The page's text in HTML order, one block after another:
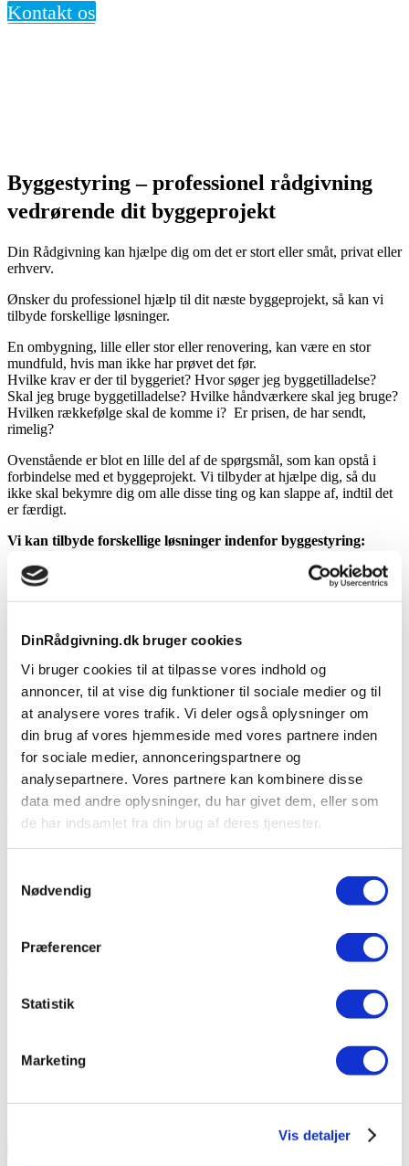
DinRådgivning.dk bruger cookies
Vi bruger cookies til at tilpasse vores indhold og
annoncer, til at vise dig funktioner til sociale medier og til
at analysere vores trafik. Vi deler også oplysninger om
din brug af vores hjemmeside med vores partnere inden
for sociale medier, annonceringspartnere og
analysepartnere. Vores partnere kan kombinere disse
data med andre oplysninger, du har givet dem, eller som
de har indsamlet fra din brug af deres tjenester.
Nødvendig
Præferencer
Statistik
Marketing
Vis detaljer
Kontakt os
Byggestyring – professionel rådgivning
vedrørende dit byggeprojekt
Din Rådgivning kan hjælpe dig om det er stort eller småt, privat eller
erhverv.
Ønsker du professionel hjælp til dit næste byggeprojekt, så kan vi
tilbyde forskellige løsninger.
En ombygning, lille eller stor eller renovering, kan være en stor
mundfuld, hvis man ikke har prøvet det før.
Hvilke krav er der til byggeriet? Hvor søger jeg byggetilladelse?
Skal jeg bruge byggetilladelse? Hvilke håndværkere skal jeg bruge?
Hvilken rækkefølge skal de komme i? Er prisen, de har sendt,
rimelig?
Ovenstående er blot en lille del af de spørgsmål, som kan opstå i
forbindelse med et byggeprojekt. Vi tilbyder at hjælpe dig, så du
ikke skal bekymre dig om alle disse ting og kan slappe af, indtil det
er færdigt.
Vi kan tilbyde forskellige løsninger indenfor byggestyring:
En lille løsning, hvor vi står for opsyn og tidsplan af byggeriet
samt dialog med håndværkerne.
Vi kan hjælpe dig med en total løsning, hvor vi står for al
Vores byggerådgiver er med i alle faser af byggeriet. Vi finder
overholder alle tidsplaner, byggetekniske løsninger samt krav
og anvisninger. Vi kan også føre tilsyn på de kritiske punkter i
byggeriet, så kvaliteten overholdes.
Kontakt os
Vil du hjælpes sikkert gennem dit kommende byggeprojekt? Så
indhent et tilbud i kontaktformularen – så vender vi tilbage hurtigst
muligt.
Kontakt os for nærmere information. Vi svarer indenfor 24
Email adresse
Ejendommens adresse